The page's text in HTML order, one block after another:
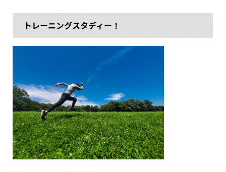
トレーニングスタディー！